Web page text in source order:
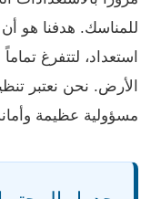
للمناسك. هدفنا هو
استعداد، لتتفرغ
الأرض. نحن نعتبر
مسؤولية عظيمة